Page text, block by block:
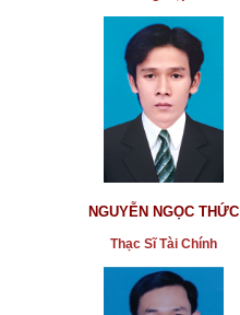
NGUYỄN NGỌC THỨC
Thạc Sĩ Tài Chính